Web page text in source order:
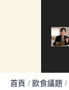
容
首頁 飲食議題